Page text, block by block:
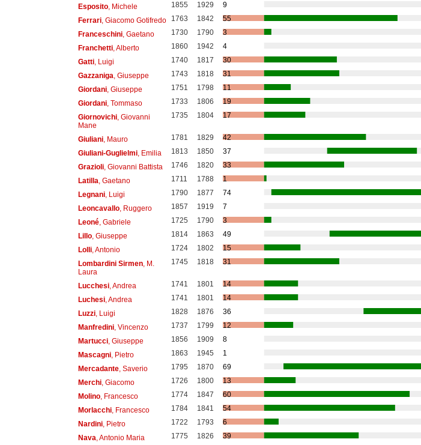
Esposito, Michele 1855 1929
9
Ferrari, Giacomo Gotifredo 1763 1842
55
Franceschini, Gaetano 1730 1790
3
Franchetti, Alberto 1860 1942
4
Gatti, Luigi 1740 1817
30
Gazzaniga , Giuseppe 1743 1818
31
Giordani, Giuseppe 1751 1798
11
Giordani, Tommaso 1733 1806
19
Giornovichi, Giovanni
Mane
1735 1804 17
Giuliani, Mauro 1781 1829
42
Giuliani-Guglielmi, Emilia 1813 1850
37
Grazioli, Giovanni Battista 1746 1820
33
Latilla , Gaetano 1711 1788
1
Legnani, Luigi 1790 1877
74
Leoncavallo, Ruggero 1857 1919
7
Leoné, Gabriele 1725 1790
3
Lillo, Giuseppe 1814 1863
49
Lolli, Antonio 1724 1802
15
Lombardini Sirmen, M.
Laura
1745 1818 31
Lucchesi, Andrea 1741 1801
14
Luchesi, Andrea 1741 1801
14
Luzzi, Luigi 1828 1876
36
Manfredini, Vincenzo 1737 1799
12
Martucci, Giuseppe 1856 1909
8
Mascagni, Pietro 1863 1945
1
Mercadante, Saverio 1795 1870
69
Merchi, Giacomo 1726 1800
13
Molino, Francesco 1774 1847
60
Morlacchi, Francesco 1784 1841
54
Nardini, Pietro 1722 1793
6
Nava , Antonio Maria 1775 1826
39